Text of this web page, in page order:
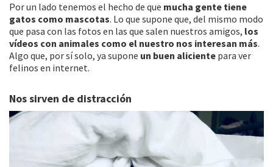
Por un lado tenemos el hecho de que mucha gente tiene
gatos como mascotas. Lo que supone que, del mismo modo
que pasa con las fotos en las que salen nuestros amigos, los
vídeos con animales como el nuestro nos interesan más.
Algo que, por sí solo, ya supone un buen aliciente para ver
felinos en internet.
Nos sirven de distracción